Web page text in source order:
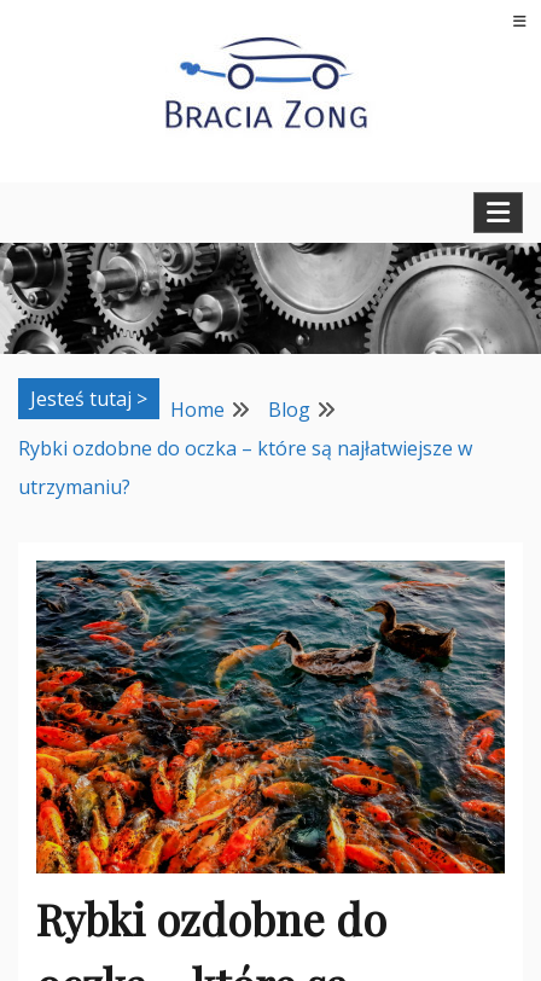
Jesteś tutaj > Home
Blog
Rybki ozdobne do oczka – które są najłatwiejsze w
utrzymaniu?
Rybki ozdobne do